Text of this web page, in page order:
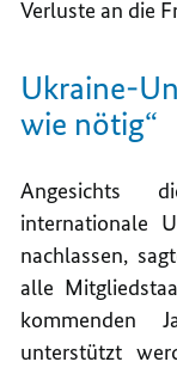
Verluste an die
Ukraine-
wie nötig“
Angesichts
internationale
nachlassen,
alle
kommenden
unterstützt